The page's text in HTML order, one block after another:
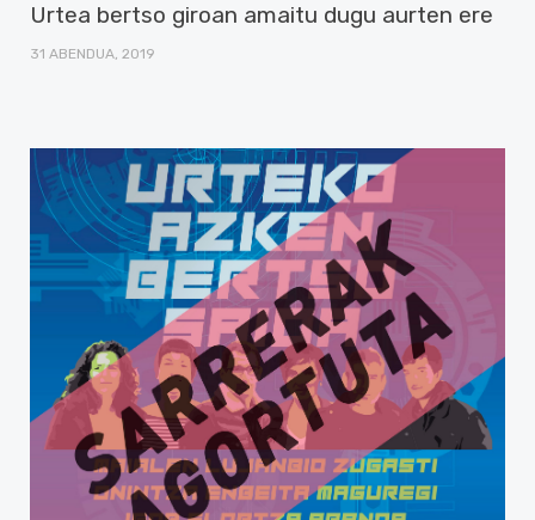
Urtea bertso giroan amaitu dugu aurten ere
31 ABENDUA, 2019